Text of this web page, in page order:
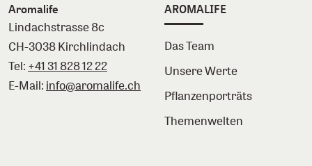
Aromalife
Lindachstrasse 8c
CH-3038 Kirchlindach
Tel: +41 31 828 12 22
E-Mail: info@aromalife.ch
AROMALIFE
Das Team
Unsere Werte
Pflanzenporträts
Themenwelten